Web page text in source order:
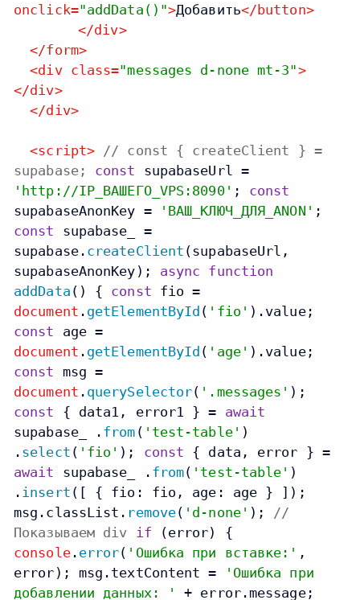
onclick="addData()">Добавить</button>
</div>
</form>
<div class="messages d-none mt-3">
</div>
</div>
<script> // const { createClient } =
supabase;
const supabaseUrl =
'http://IP_ВАШЕГО_VPS:8090' ; const
supabaseAnonKey =
'ВАШ_КЛЮЧ_ДЛЯ_ANON' ;
const supabase_ =
supabase. createClient (supabaseUrl,
supabaseAnonKey); async function
addData ( ) { const fio =
document . getElementById ( 'fio' ). value;
const age =
document . getElementById ( 'age' ). value;
const msg =
document . querySelector( '.messages' );
const { data1, error1 } = await
supabase_ . from ( 'test-table' )
. select ( 'fio' ); const { data, error } =
await supabase_ . from( 'test-table' )
. insert ([ { fio : fio, age : age } ]);
msg. classList . remove( 'd-none' ); //
Показываем div
if (error) {
console. error( 'Ошибка при вставке:' ,
error); msg. textContent =
'Ошибка при
добавлении данных: '
+ error.message;